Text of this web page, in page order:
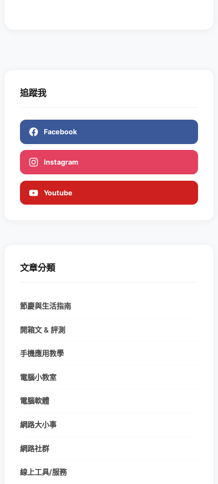
追蹤我
Facebook
Instagram
Youtube
文章分類
節慶與生活指南
開箱文 & 評測
手機應用教學
電腦小教室
電腦軟體
網路大小事
網路社群
線上工具/服務